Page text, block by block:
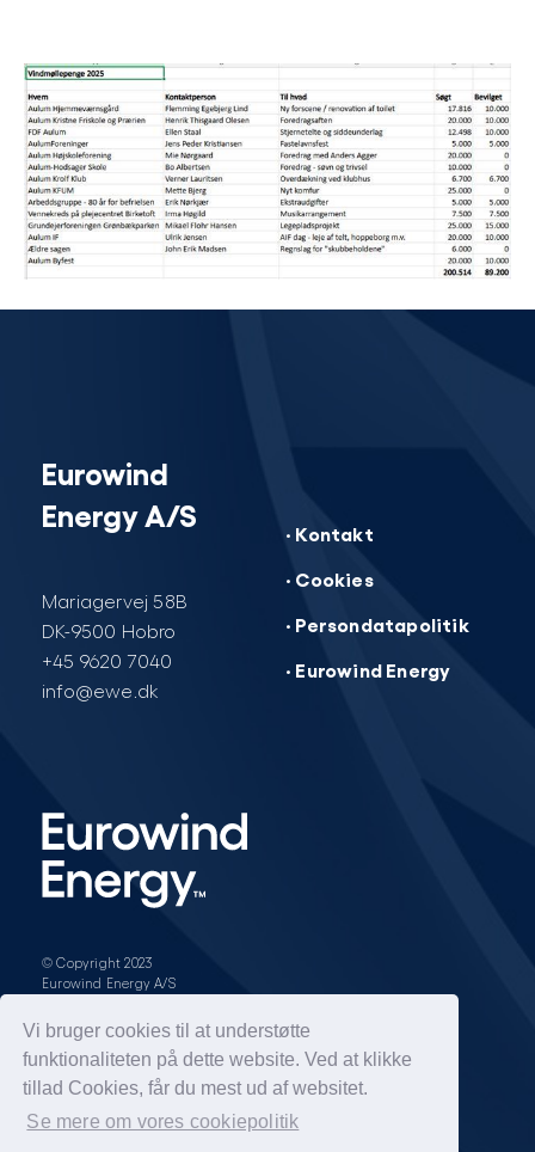
Vi bruger cookies til at understøtte
funktionaliteten på dette website. Ved at klikke
tillad Cookies, får du mest ud af websitet.
Se mere om vores cookiepolitik
Eurowind
Energy A/S
Mariagervej 58B
DK-9500 Hobro
+45 9620 7040
info@ewe.dk
· Kontakt
· Cookies
· Persondatapolitik
· Eurowind Energy
© Copyright 2023
Eurowind Energy A/S
Design & opbygning af
All rights reserved.